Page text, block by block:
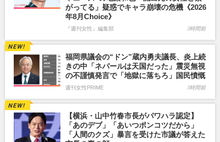
がってる」疑惑でキャラ崩壊の危機《2026
年8月Choice》
『週刊女性』編集部 3時間前
福岡県議会の“ドン”蔵内勇夫議長、炎上続
きの中「ネパールは天国だった」震災無視
の不謹慎発言で「地獄に落ちろ」国民憤慨
週刊女性PRIME 3時間前
【横浜・山中竹春市長がパワハラ認定】
「あのデブ」「あいつポンコツだから」
「人間のクズ」暴言を受けた市議が答えた